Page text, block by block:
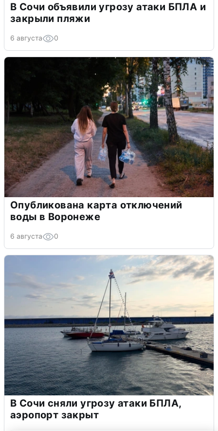
В Сочи объявили угрозу атаки БПЛА и
закрыли пляжи
6 августа 0
Опубликована карта отключений
воды в Воронеже
6 августа 0
В Сочи сняли угрозу атаки БПЛА,
аэропорт закрыт